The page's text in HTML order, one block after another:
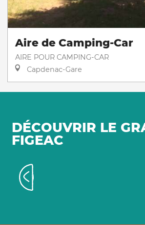
Aire de Camping-Car
AIRE POUR CAMPING-CAR
Capdenac-Gare
DÉCOUVRIR LE
FIGEAC
Cajarc, sur un air de